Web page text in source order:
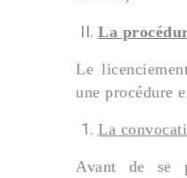
La
Le
une procédure
La
Avant de se